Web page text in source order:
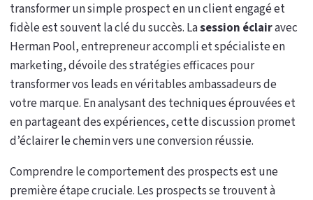
transformer un simple prospect en un client engagé et
fidèle est souvent la clé du succès. Lasession éclairavec
Herman Pool, entrepreneur accompli et spécialiste en
marketing, dévoile des stratégies efficaces pour
transformer vos leads en véritables ambassadeurs de
votre marque. En analysant des techniques éprouvées et
en partageant des expériences, cette discussion promet
d’éclairer le chemin vers une conversion réussie.
Comprendre le comportement des prospects est une
première étape cruciale. Les prospects se trouvent à